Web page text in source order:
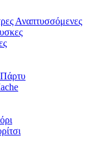
Αναπτυσσόμενες